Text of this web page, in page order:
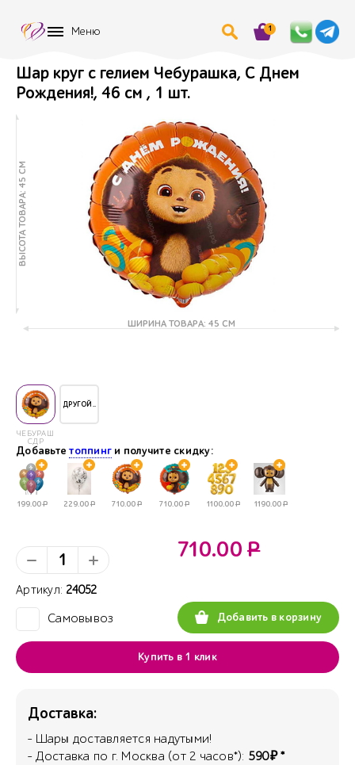
Меню 1
Шар круг с гелием Чебурашка, С Днем
Рождения!, 46 см , 1 шт.
ВЫСОТА ТОВАРА: 45 СМ
ШИРИНА ТОВАРА: 45 СМ
ЧЕБУРАШКА
СДР
ДРУГОЙ..
Добавьтетоппинг и получите скидку:
199.00Р 229.00Р 710.00Р 710.00Р 1100.00Р 1190.00Р
Артикул: 24052
Самовывоз
710.00 Р
Добавить в корзину
Купить в 1 клик
Доставка:
- Шары доставляется надутыми!
- Доставка по г. Москва (от 2 часов*): 590₽ *